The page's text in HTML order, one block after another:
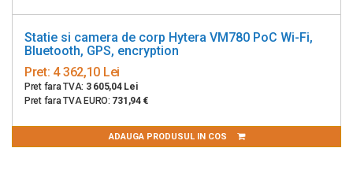
Statie si camera de corp Hytera VM780 PoC Wi-Fi,
Bluetooth, GPS, encryption
Pret: 4 362,10 Lei
Pret fara TVA: 3 605,04 Lei
Pret fara TVA EURO: 731,94 €
ADAUGA PRODUSUL IN COS